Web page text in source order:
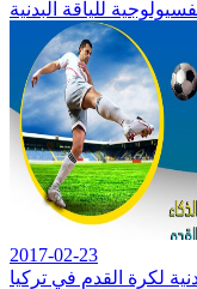
2017-02-23
لكرة القدم في تركيا